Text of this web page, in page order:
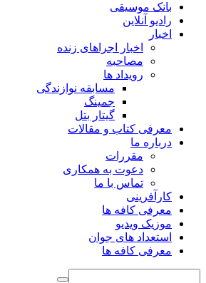
بانک موسیقی
رادیو آنلاین
اخبار
اخبار اجراهای زنده
مصاحبه
رویداد ها
مسابقه نوازندگی
جمینگ
گیتار بتل
معرفی کتاب و مقالات
درباره ما
مقررات
دعوت به همکاری
تماس با ما
کارآفرینی
معرفی کافه ها
موزیک ویدیو
استعداد های جوان
معرفی کافه ها